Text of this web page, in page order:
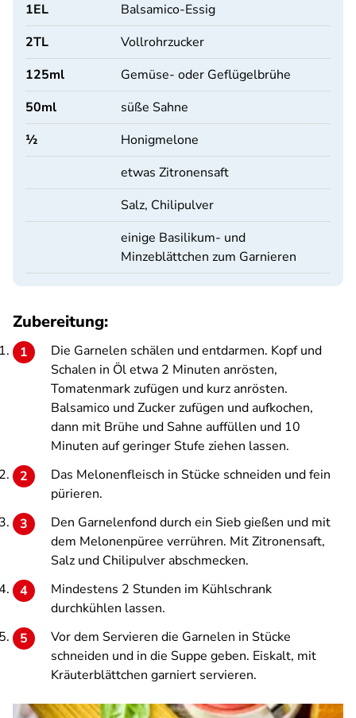
1EL
Balsamico-Essig
2TL
Vollrohrzucker
125ml
Gemüse- oder Geflügelbrühe
50ml
süße Sahne
½
Honigmelone
etwas Zitronensaft
Salz, Chilipulver
einige Basilikum- und
Minzeblättchen zum Garnieren
Zubereitung:
Die Garnelen schälen und entdarmen. Kopf und
Schalen in Öl etwa 2 Minuten anrösten,
Tomatenmark zufügen und kurz anrösten.
Balsamico und Zucker zufügen und aufkochen,
dann mit Brühe und Sahne auffüllen und 10
Minuten auf geringer Stufe ziehen lassen.
Das Melonenfleisch in Stücke schneiden und fein
pürieren.
Den Garnelenfond durch ein Sieb gießen und mit
dem Melonenpüree verrühren. Mit Zitronensaft,
Salz und Chilipulver abschmecken.
Mindestens 2 Stunden im Kühlschrank
durchkühlen lassen.
Vor dem Servieren die Garnelen in Stücke
schneiden und in die Suppe geben. Eiskalt, mit
Kräuterblättchen garniert servieren.